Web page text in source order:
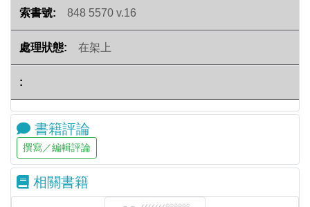
848 5570 v.16
在架上
書籍評論
相關書籍